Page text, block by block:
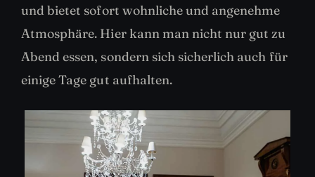
und bietet sofort wohnliche und angenehme
Atmosphäre. Hier kann man nicht nur gut zu
Abend essen, sondern sich sicherlich auch für
einige Tage gut aufhalten.